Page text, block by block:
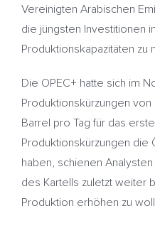
Vereinigten Arabischen
die jüngsten Investitionen
Produktionskapazitäten zu
Die OPEC+ hatte sich im
Produktionskürzungen
Barrel pro Tag für das
Produktionskürzungen
haben, schienen
des Kartells zuletzt weiter
Produktion erhöhen zu